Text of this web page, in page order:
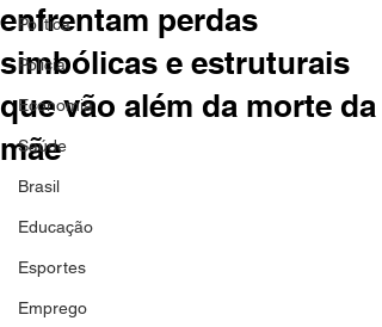
Política
Polícia
Economia
Saúde
Brasil
Educação
Esportes
Emprego
enfrentam perdas
simbólicas e estruturais
que vão além da morte da
mãe